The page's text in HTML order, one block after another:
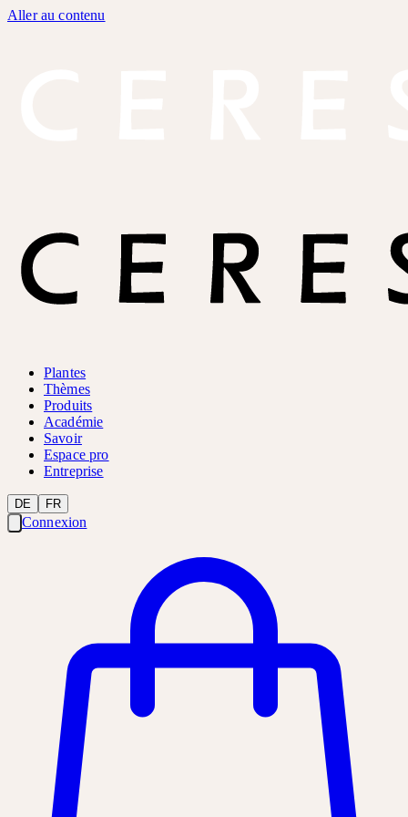
Aller au contenu
Plantes
Thèmes
Produits
Académie
Savoir
Espace pro
Entreprise
DE FR
Connexion